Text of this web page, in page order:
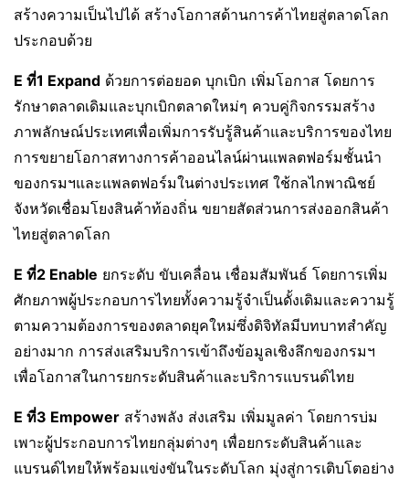
สร้างความเป็นไปได้ สร้างโอกาสด้านการค้าไทยสู่ตลาดโลก
ประกอบด้วย
E ที่1 Expand ด้วยการต่อยอด บุกเบิก เพิ่มโอกาส โดยการ
รักษาตลาดเดิมและบุกเบิกตลาดใหม่ๆ ควบคู่กิจกรรมสร้าง
ภาพลักษณ์ประเทศเพื่อเพิ่มการรับรู้สินค้าและบริการของไทย
การขยายโอกาสทางการค้าออนไลน์ผ่านแพลตฟอร์มชั้นนำ
ของกรมฯและแพลตฟอร์มในต่างประเทศ ใช้กลไกพาณิชย์
จังหวัดเชื่อมโยงสินค้าท้องถิ่น ขยายสัดส่วนการส่งออกสินค้า
ไทยสู่ตลาดโลก
E ที่2 Enable ยกระดับ ขับเคลื่อน เชื่อมสัมพันธ์ โดยการเพิ่ม
ศักยภาพผู้ประกอบการไทยทั้งความรู้จำเป็นดั้งเดิมและความรู้
ตามความต้องการของตลาดยุคใหม่ซึ่งดิจิทัลมีบทบาทสำคัญ
อย่างมาก การส่งเสริมบริการเข้าถึงข้อมูลเชิงลึกของกรมฯ
เพื่อโอกาสในการยกระดับสินค้าและบริการแบรนด์ไทย
E ที่3 Empower สร้างพลัง ส่งเสริม เพิ่มมูลค่า โดยการบ่ม
เพาะผู้ประกอบการไทยกลุ่มต่างๆ เพื่อยกระดับสินค้าและ
แบรนด์ไทยให้พร้อมแข่งขันในระดับโลก มุ่งสู่การเติบโตอย่าง